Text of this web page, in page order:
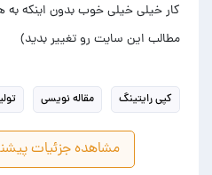
کار خیلی خیلی خوب بدون اینکه
مطالب این سایت رو تغییر بدید)
کپی رایتینگ مقاله نویسی
مشاهده جزئیات